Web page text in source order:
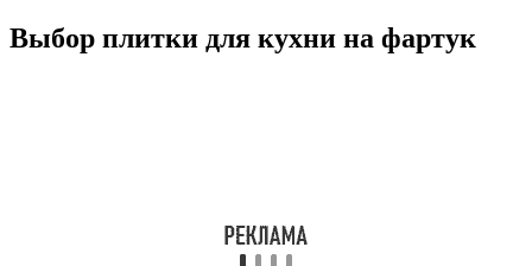
Выбор плитки для кухни на фартук